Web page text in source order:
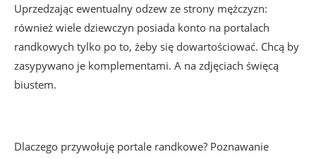
Uprzedzając ewentualny odzew ze strony mężczyzn:
również wiele dziewczyn posiada konto na portalach
randkowych tylko po to, żeby się dowartościować. Chcą by
zasypywano je komplementami. A na zdjęciach święcą
biustem.
Dlaczego przywołuję portale randkowe? Poznawanie